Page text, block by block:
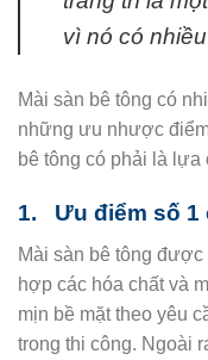
vì nó có
Mài sàn bê tông có
những ưu nhược
bê tông có phải là
1. Ưu điểm số 1
Mài sàn bê tông
hợp các hóa chất và
mịn bề mặt theo yêu
trong thi công. Ngoài